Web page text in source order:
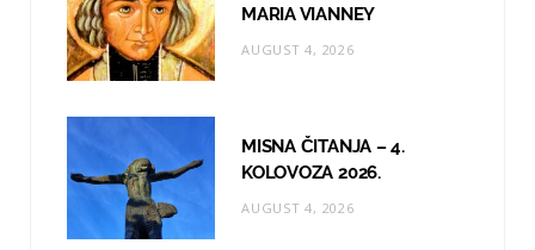
MARIA VIANNEY
AUGUST 4, 2026
MISNA ČITANJA – 4.
KOLOVOZA 2026.
AUGUST 4, 2026